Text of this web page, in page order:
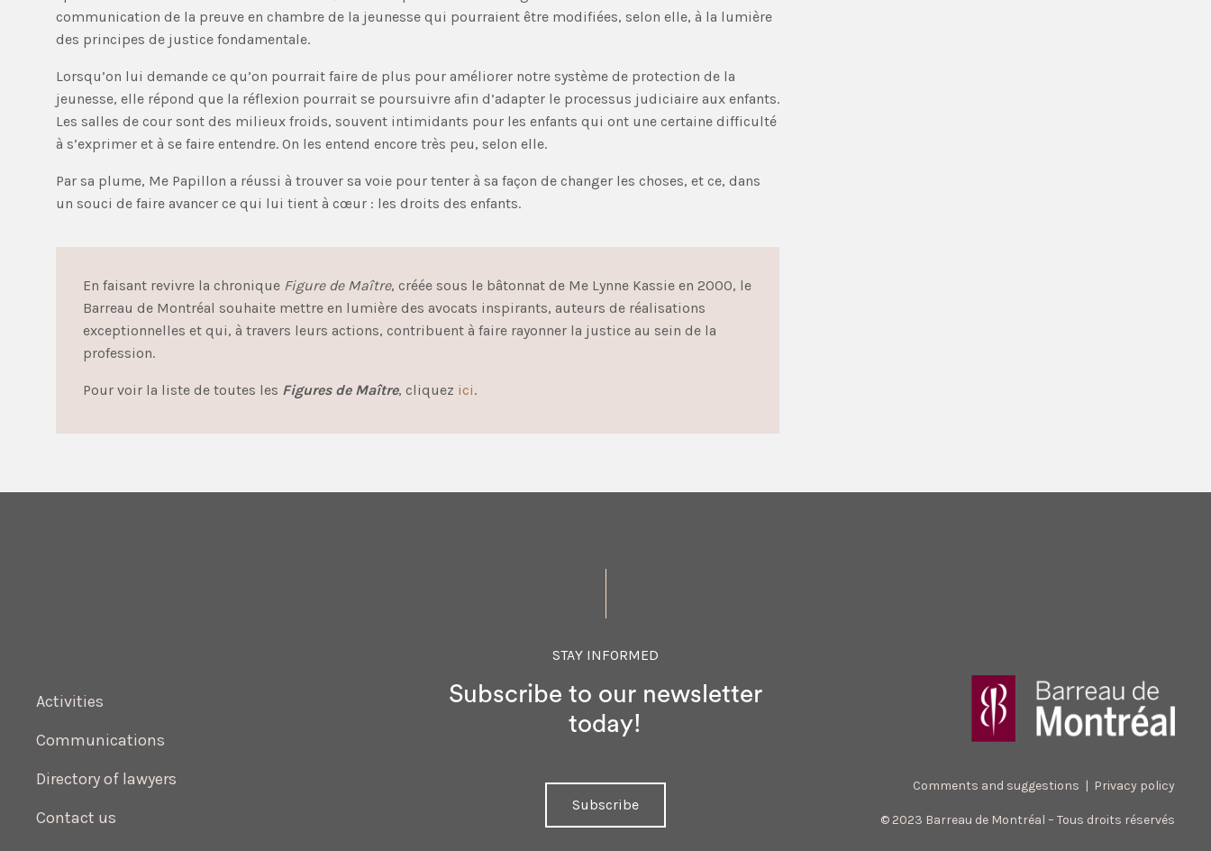
communication de la preuve en chambre de la jeunesse qui pourraient être modifiées, selon elle, à la lumière
des principes de justice fondamentale.
Lorsqu’on lui demande ce qu’on pourrait faire de plus pour améliorer notre système de protection de la
jeunesse, elle répond que la réflexion pourrait se poursuivre afin d’adapter le processus judiciaire aux enfants.
Les salles de cour sont des milieux froids, souvent intimidants pour les enfants qui ont une certaine difficulté
à s’exprimer et à se faire entendre. On les entend encore très peu, selon elle.
Par sa plume, Me Papillon a réussi à trouver sa voie pour tenter à sa façon de changer les choses, et ce, dans
un souci de faire avancer ce qui lui tient à cœur : les droits des enfants.
En faisant revivre la chronique Figure de Maître, créée sous le bâtonnat de Me Lynne Kassie en 2000, le
Barreau de Montréal souhaite mettre en lumière des avocats inspirants, auteurs de réalisations
exceptionnelles et qui, à travers leurs actions, contribuent à faire rayonner la justice au sein de la
profession.
Pour voir la liste de toutes les Figures de Maître, cliquez ici.
Activities
Communications
Directory of lawyers
Contact us
STAY INFORMED
Subscribe to our newsletter
today!
Subscribe
Comments and suggestions Privacy policy
© 2023 Barreau de Montréal – Tous droits réservés